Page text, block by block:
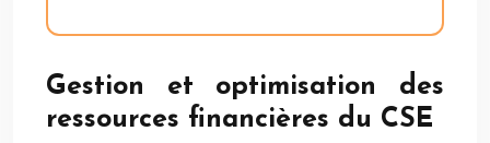
Gestion et optimisation des
ressources financières du CSE